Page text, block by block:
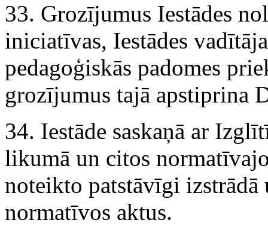
33. Grozījumus Iestādes
iniciatīvas, Iestādes
pedagoģiskās padomes
grozījumus tajā apstiprina
34. Iestāde saskaņā ar
likumā un citos
noteikto patstāvīgi izstrādā
normatīvos aktus.